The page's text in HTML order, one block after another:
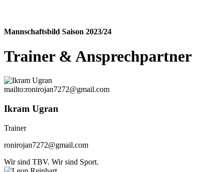
Mannschaftsbild Saison 2023/24
Trainer & Ansprechpartner
mailto:ronirojan7272@gmail.com
Ikram Ugran
Trainer
ronirojan7272@gmail.com
Wir sind TBV. Wir sind Sport.